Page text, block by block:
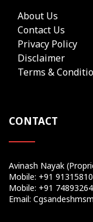
About Us
Contact Us
Privacy Policy
Disclaimer
Terms &
CONTACT
Avinash Nayak
Mobile: +91
Mobile: +91
Email: